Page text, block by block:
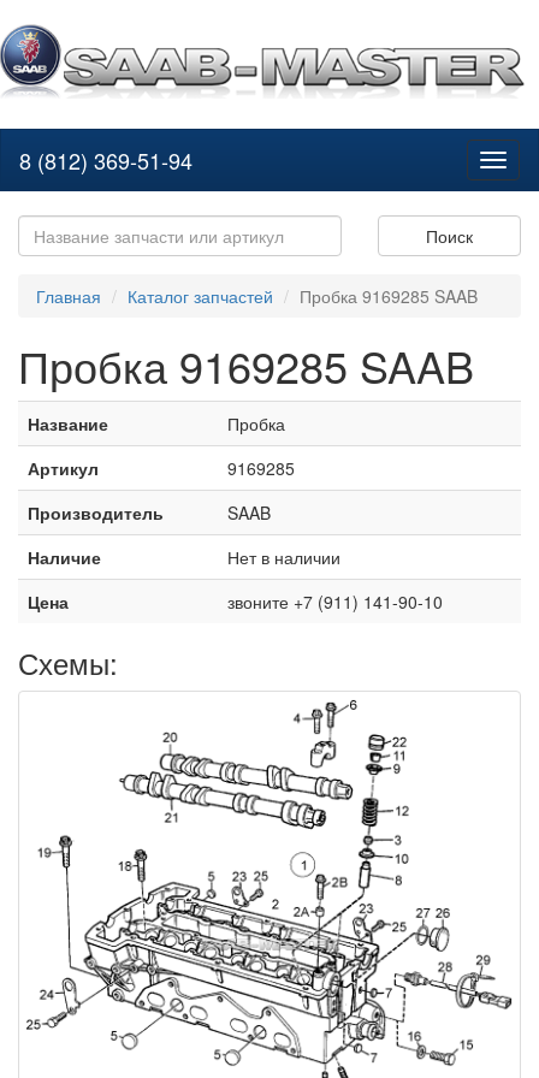
8 (812) 369-51-94
Поиск
Главная Каталог запчастей Пробка 9169285 SAAB
Пробка 9169285 SAAB
Название
Пробка
Артикул
9169285
Производитель
SAAB
Наличие
Нет в наличии
Цена
звоните +7 (911) 141-90-10
Схемы: